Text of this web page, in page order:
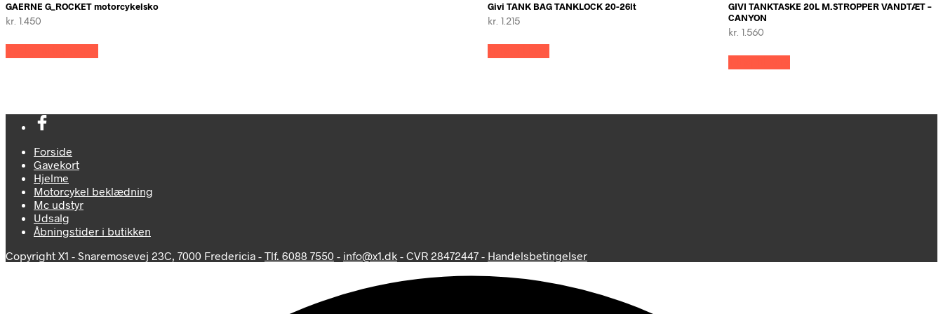
GAERNE G_ROCKET motorcykelsko
kr. 1.450
Givi TANK BAG TANKLOCK 20-26lt
kr. 1.215
GIVI TANKTASKE 20L M.STROPPER VANDTÆT –
CANYON
kr. 1.560
Forside
Gavekort
Hjelme
Motorcykel beklædning
Mc udstyr
Udsalg
Åbningstider i butikken
Copyright X1 - Snaremosevej 23C, 7000 Fredericia - Tlf. 6088 7550 - info@x1.dk - CVR 28472447 - Handelsbetingelser